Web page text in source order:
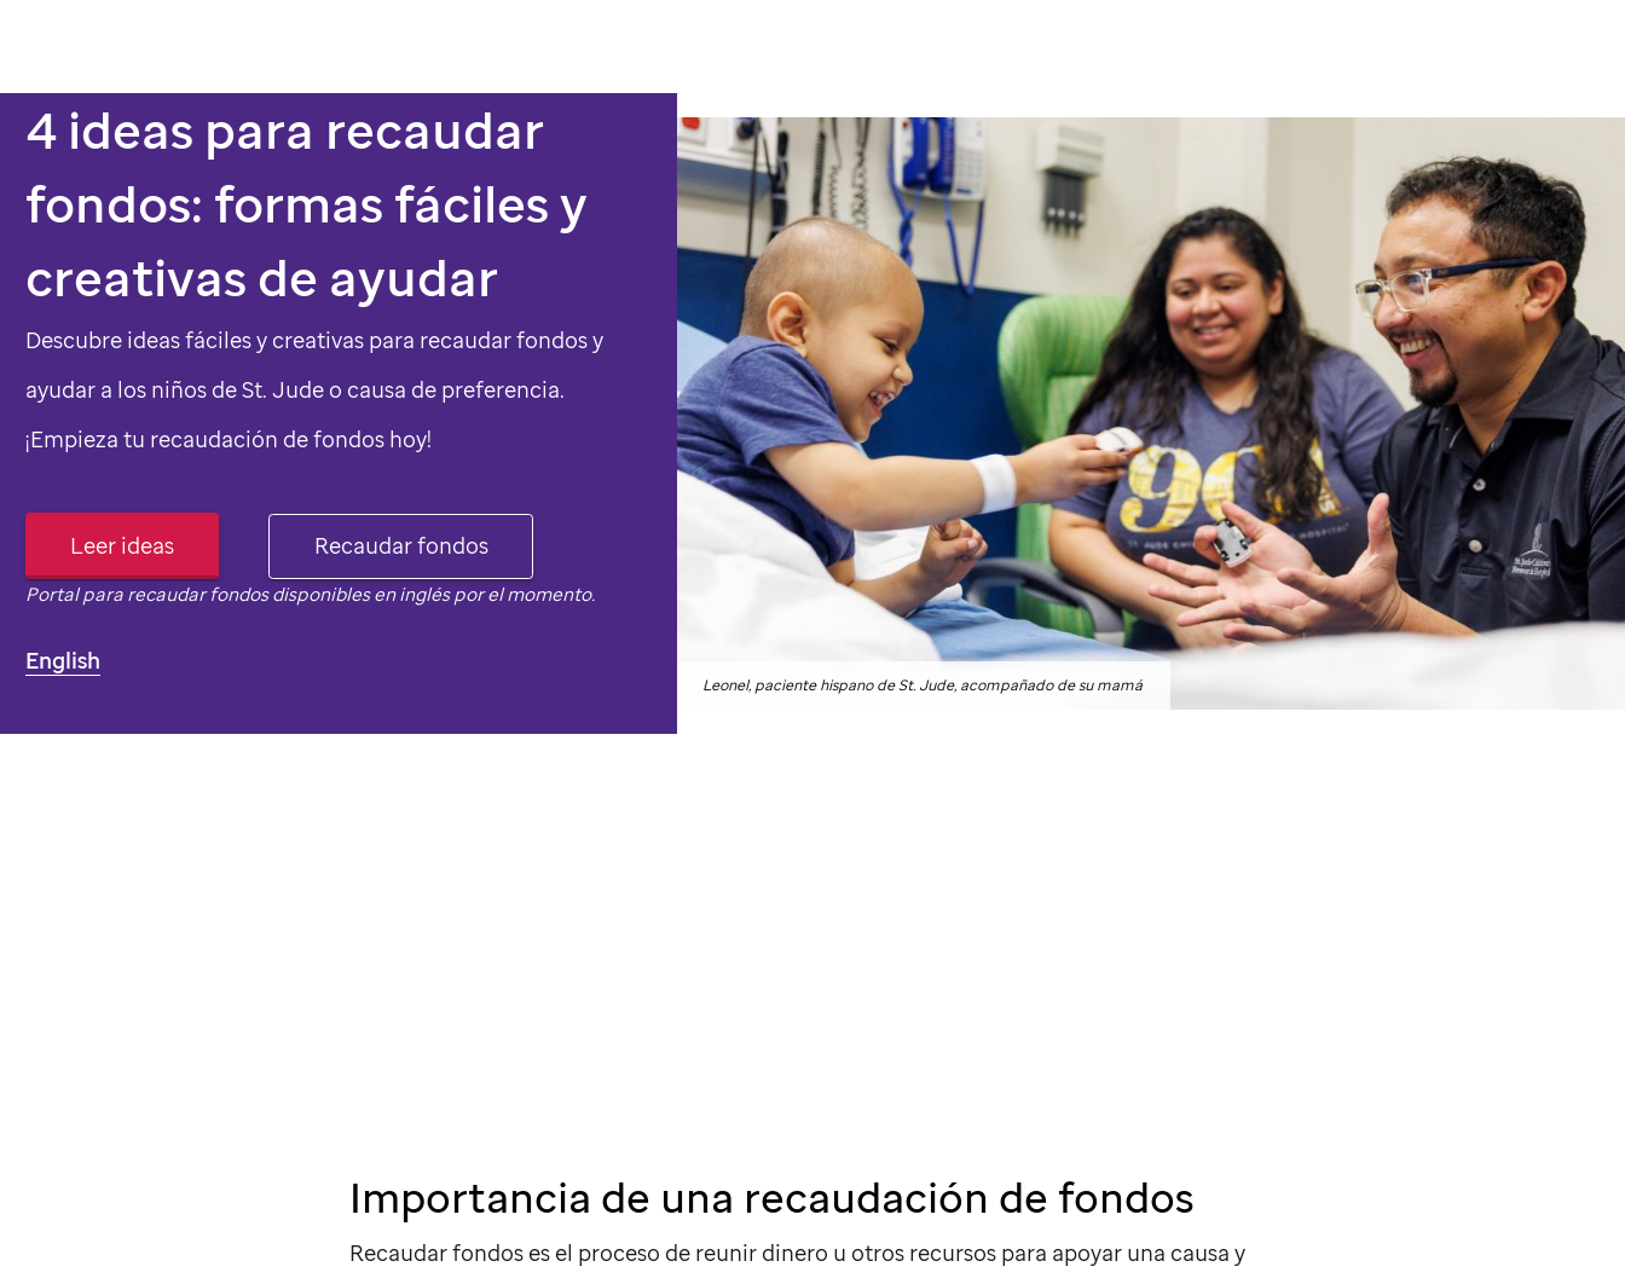
4 ideas para recaudar
fondos: formas fáciles y
creativas de ayudar
Descubre ideas fáciles y creativas para recaudar fondos y
ayudar a los niños deSt. Judeo causa de preferencia.
¡Empieza tu recaudación de fondos hoy!
Leer ideas Recaudar fondos
Portal para recaudar fondos disponibles en inglés por el momento.
English
Leonel, paciente hispano deSt. Jude, acompañado de su mamá
Importancia de una recaudación de fondos
Recaudar fondos es el proceso de reunir dinero u otros recursos para apoyar una causa y